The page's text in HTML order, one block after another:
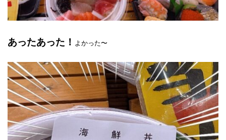
あったあった！ よかった〜